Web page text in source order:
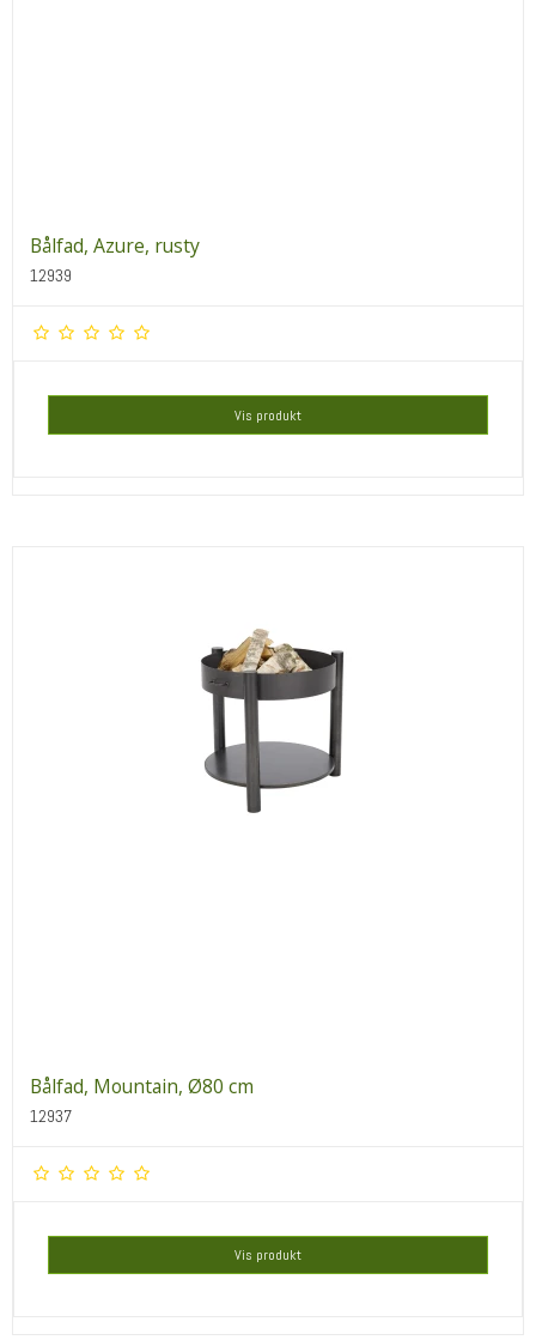
Bålfad, Azure, rusty
12939
Vis produkt
Bålfad, Mountain, Ø80 cm
12937
Vis produkt